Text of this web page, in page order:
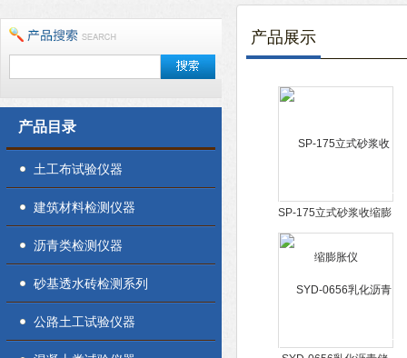
产品目录
土工布试验仪器
建筑材料检测仪器
沥青类检测仪器
砂基透水砖检测系列
公路土工试验仪器
产品展示
SP-175立式砂浆收缩膨
胀仪